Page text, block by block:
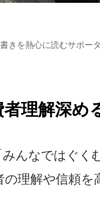
きを熱心に読むサポー
理解深め
んなではぐく
理解や信頼を